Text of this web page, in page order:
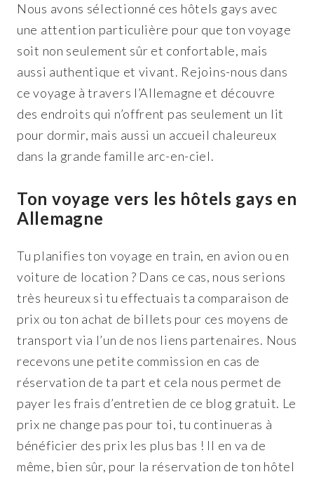
Nous avons sélectionné ces hôtels gays avec
une attention particulière pour que ton voyage
soit non seulement sûr et confortable, mais
aussi authentique et vivant. Rejoins-nous dans
ce voyage à travers l’Allemagne et découvre
des endroits qui n’offrent pas seulement un lit
pour dormir, mais aussi un accueil chaleureux
dans la grande famille arc-en-ciel.
Ton voyage vers les hôtels gays en
Allemagne
Tu planifies ton voyage en train, en avion ou en
voiture de location ? Dans ce cas, nous serions
très heureux si tu effectuais ta comparaison de
prix ou ton achat de billets pour ces moyens de
transport via l’un de nos liens partenaires. Nous
recevons une petite commission en cas de
réservation de ta part et cela nous permet de
payer les frais d’entretien de ce blog gratuit. Le
prix ne change pas pour toi, tu continueras à
bénéficier des prix les plus bas ! Il en va de
même, bien sûr, pour la réservation de ton hôtel